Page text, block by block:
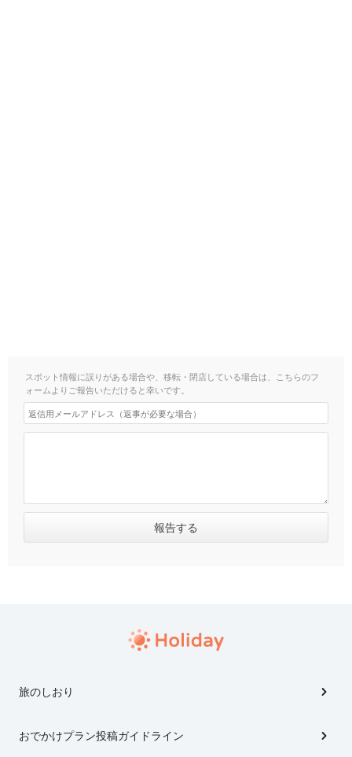
スポット情報に誤りがある場合や、移転・閉店している場合は、こちらのフ
ォームよりご報告いただけると幸いです。
旅のしおり
おでかけプラン投稿ガイドライン